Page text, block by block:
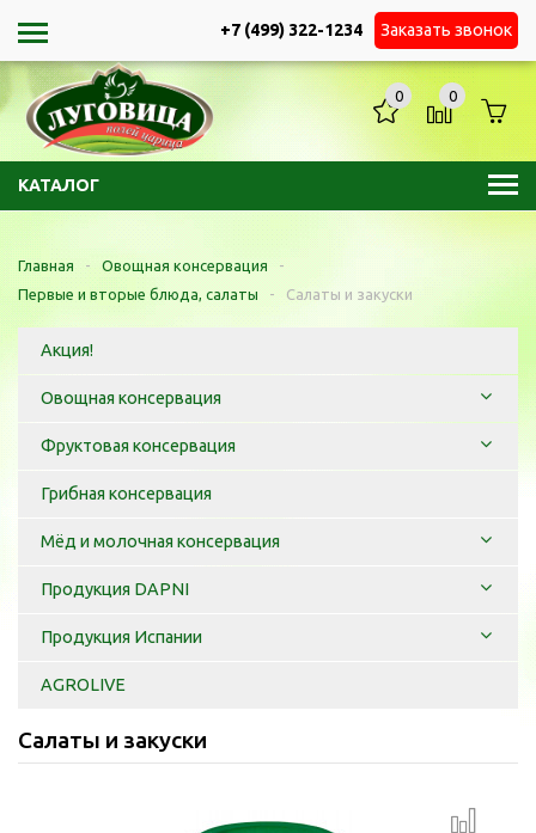
+7 (499) 322-1234 Заказать звонок
КАТАЛОГ
0 0
Главная - Овощная консервация
-
Первые и вторые блюда, салаты
- Салаты и закуски
Акция!
Овощная консервация
Фруктовая консервация
Грибная консервация
Мёд и молочная консервация
Продукция DAPNI
Продукция Испании
AGROLIVE
Салаты и закуски